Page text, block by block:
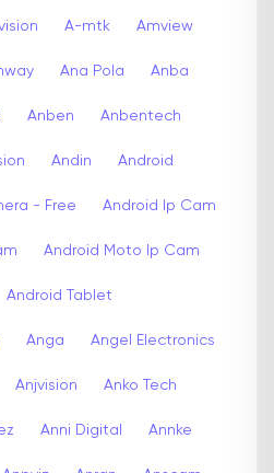
A-mtk Amview
Ana Pola Anba
Anben Anbentech
Andin Android
- Free Android Ip Cam
Android Moto Ip Cam
Android Tablet
Anga Angel Electronics
Anjvision Anko Tech
Anni Digital Annke